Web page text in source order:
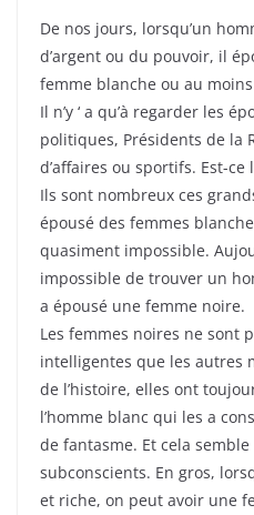
De nos jours, lorsqu’un
d’argent ou du pouvoir, il
femme blanche ou au
Il n’y ‘ a qu’à regarder les
politiques, Présidents de la
d’affaires ou sportifs. Est-ce
Ils sont nombreux ces
épousé des femmes
quasiment impossible.
impossible de trouver un
a épousé une femme noire.
Les femmes noires ne sont
intelligentes que les autres
de l’histoire, elles ont
l’homme blanc qui les a
de fantasme. Et cela
subconscients. En gros,
et riche, on peut avoir une